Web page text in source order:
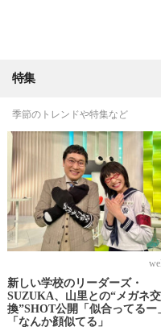
特集
季節のトレンドや特集など
新しい学校のリーダーズ・
SUZUKA、山里との“メガネ交
換”SHOT公開「似合ってるー
「なんか顔似てる」